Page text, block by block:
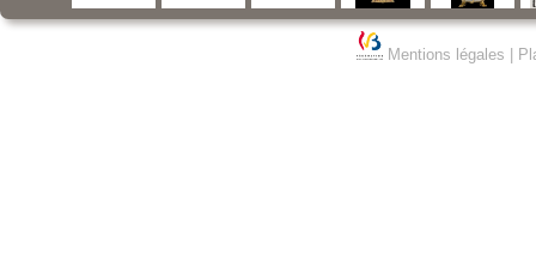
Mentions légales